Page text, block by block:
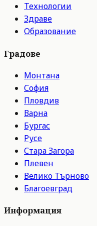
Технологии
Здраве
Образование
Градове
Монтана
София
Пловдив
Варна
Бургас
Русе
Стара Загора
Плевен
Велико Търново
Благоевград
Информация